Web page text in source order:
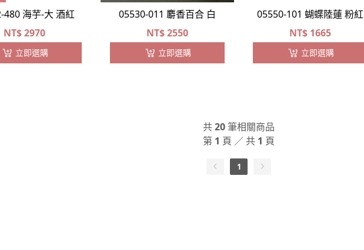
480 海芋-大 酒紅
NT$2970
立即選購
05530-011 麝香百合 白
NT$2550
立即選購
05550-101 蝴蝶陸蓮 粉紅
NT$ 1665
立即選購
共20筆相關商品
第 1 頁 ／ 共 1 頁
1